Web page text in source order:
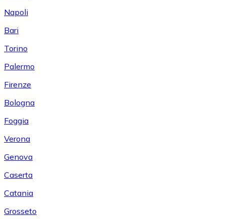
Napoli
Bari
Torino
Palermo
Firenze
Bologna
Foggia
Verona
Genova
Caserta
Catania
Grosseto